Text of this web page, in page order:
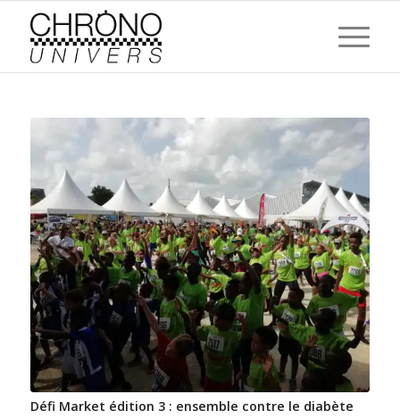
Défi Market édition 3 : ensemble contre le diabète